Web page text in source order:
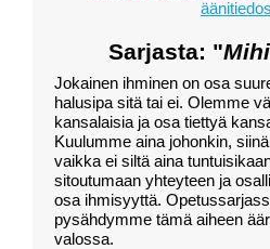
Sarjasta: "
Jokainen ihminen on osa
halusipa sitä tai ei. Olemme
kansalaisia ja osa tiettyä
Kuulumme aina johonkin,
vaikka ei siltä aina
sitoutumaan yhteyteen ja
osa ihmisyyttä.
pysähdymme tämä aiheen
valossa.